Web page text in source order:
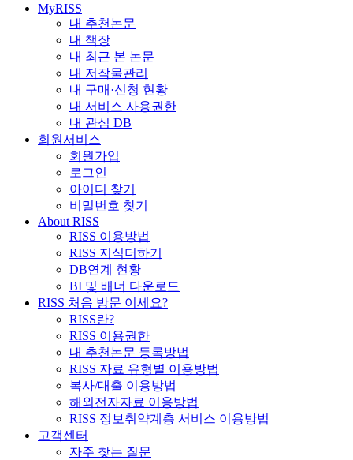
MyRISS
내 추천논문
내 책장
내 최근 본 논문
내 저작물관리
내 구매·신청 현황
내 서비스 사용권한
내 관심 DB
회원서비스
회원가입
로그인
아이디 찾기
비밀번호 찾기
About RISS
RISS 이용방법
RISS 지식더하기
DB연계 현황
BI 및 배너 다운로드
RISS 처음 방문 이세요?
RISS란?
RISS 이용권한
내 추천논문 등록방법
RISS 자료 유형별 이용방법
복사/대출 이용방법
해외전자자료 이용방법
RISS 정보취약계층 서비스 이용방법
고객센터
자주 찾는 질문